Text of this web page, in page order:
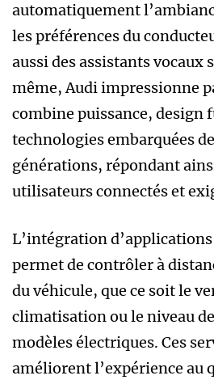
automatiquement
les préférences du
aussi des assistants vocaux
même, Audi impressionne
combine puissance, design
technologies embarquées
générations, répondant
utilisateurs connectés et
L’intégration
permet de contrôler à
du véhicule, que ce soit le
climatisation ou le niveau
modèles électriques. Ces
améliorent l’expérience au